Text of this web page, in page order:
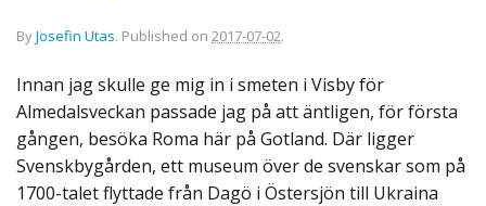
ByJosefin Utas. Published on 2017-07-02.
Innan jag skulle ge mig in i smeten i Visby för
Almedalsveckan passade jag på att äntligen, för första
gången, besöka Roma här på Gotland. Där ligger
Svenskbygården, ett museum över de svenskar som på
1700-talet flyttade från Dagö i Östersjön till Ukraina